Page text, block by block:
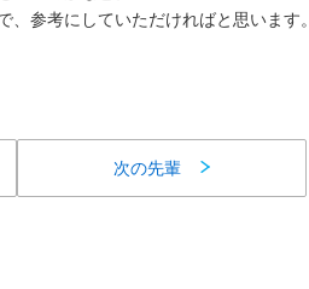
参考にしていただければと思います。
次の先輩